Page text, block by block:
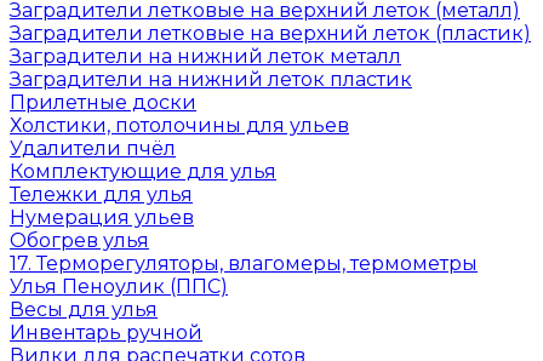
Заградители летковые на верхний леток (металл)
Заградители летковые на верхний леток (пластик)
Заградители на нижний леток металл
Заградители на нижний леток пластик
Прилетные доски
Холстики, потолочины для ульев
Удалители пчёл
Комплектующие для улья
Тележки для улья
Нумерация ульев
Обогрев улья
17. Терморегуляторы, влагомеры, термометры
Улья Пеноулик (ППС)
Весы для улья
Инвентарь ручной
Вилки для распечатки сотов